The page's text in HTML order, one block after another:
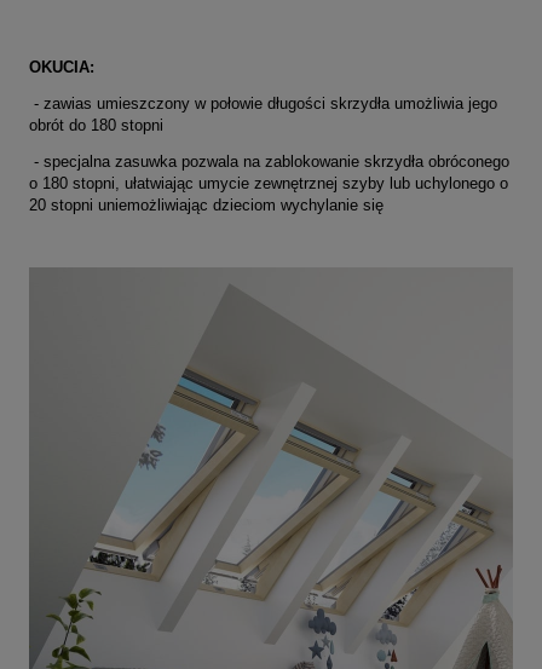
OKUCIA:
- zawias umieszczony w połowie długości skrzydła umożliwia jego
obrót do 180 stopni
- specjalna zasuwka pozwala na zablokowanie skrzydła obróconego
o 180 stopni, ułatwiając umycie zewnętrznej szyby lub uchylonego o
20 stopni uniemożliwiając dzieciom wychylanie się